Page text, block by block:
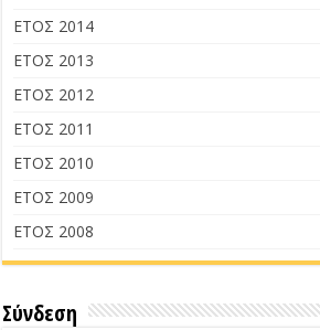
ΕΤΟΣ 2014
ΕΤΟΣ 2013
ΕΤΟΣ 2012
ΕΤΟΣ 2011
ΕΤΟΣ 2010
ΕΤΟΣ 2009
ΕΤΟΣ 2008
Σύνδεση